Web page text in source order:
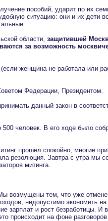
пособий, ударит по их
ситуацию: они и их дети
области, защитившей
за возможность
женщина не работала или
Федерации, Президентом.
данный закон в
человек. В его ходе было
прошёл спокойно, многие
резолюция. Завтра с утра мы
митинга.
возмущены тем, что уже
недопустимо экономить
зарплат и рост безработицы. И
происходит на фоне